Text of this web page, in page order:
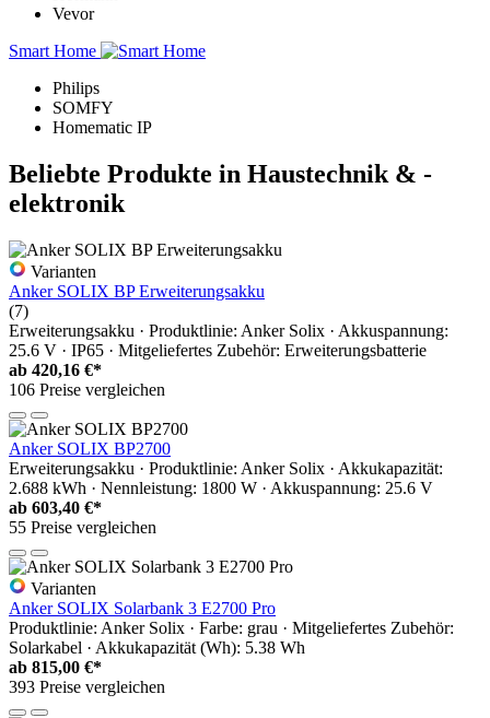
Vevor
Smart Home
Philips
SOMFY
Homematic IP
Beliebte Produkte in Haustechnik & -
elektronik
Varianten
Anker SOLIX BP Erweiterungsakku
(7)
Erweiterungsakku · Produktlinie: Anker Solix · Akkuspannung:
25.6 V · IP65 · Mitgeliefertes Zubehör: Erweiterungsbatterie
ab 420,16 €*
106 Preise vergleichen
Anker SOLIX BP2700
Erweiterungsakku · Produktlinie: Anker Solix · Akkukapazität:
2.688 kWh · Nennleistung: 1800 W · Akkuspannung: 25.6 V
ab 603,40 €*
55 Preise vergleichen
Varianten
Anker SOLIX Solarbank 3 E2700 Pro
Produktlinie: Anker Solix · Farbe: grau · Mitgeliefertes Zubehör:
Solarkabel · Akkukapazität (Wh): 5.38 Wh
ab 815,00 €*
393 Preise vergleichen